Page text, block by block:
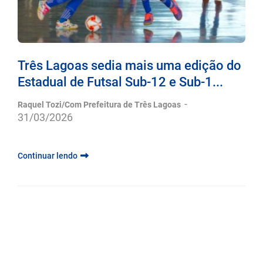
Três Lagoas sedia mais uma edição do
Estadual de Futsal Sub-12 e Sub-1...
Raquel Tozi/Com Prefeitura de Três Lagoas -
31/03/2026
Continuar lendo